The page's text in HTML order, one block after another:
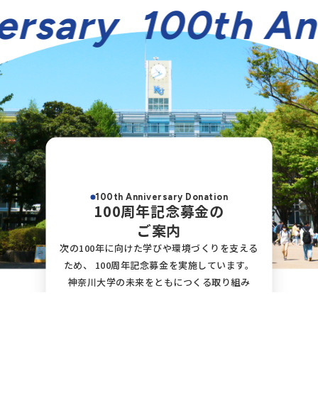
100th
100th Anniversary Donation
100周年記念募金の
ご案内
次の100年に向けた学びや環境づくりを支える
ため、
100周年記念募金を実施しています。
神奈川大学の未来をともにつくる取り組み